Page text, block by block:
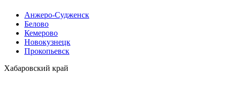
Анжеро-Судженск
Белово
Кемерово
Новокузнецк
Прокопьевск
Хабаровский край